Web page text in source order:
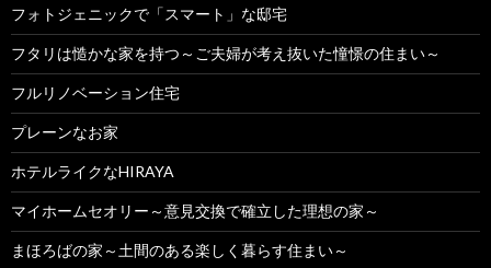
フォトジェニックで「スマート」な邸宅
フタリは慥かな家を持つ～ご夫婦が考え抜いた憧憬の住まい～
フルリノベーション住宅
プレーンなお家
ホテルライクなHIRAYA
マイホームセオリー～意見交換で確立した理想の家～
まほろばの家～土間のある楽しく暮らす住まい～